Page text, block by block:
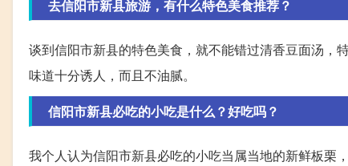
去信阳市新县旅游，有什么特色美食推荐？
谈到信阳市新县的特色美食，就不能错过清香豆面汤，
味道十分诱人，而且不油腻。
信阳市新县必吃的小吃是什么？好吃吗？
我个人认为信阳市新县必吃的小吃当属当地的新鲜板栗